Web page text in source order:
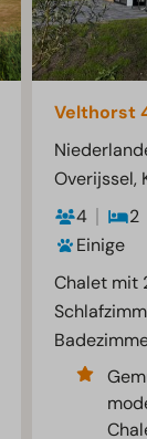
Velthorst
Overijssel,
4
2
Einige
Chalet mit